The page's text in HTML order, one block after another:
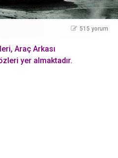
515 yorum
Araç Arkası
yer almaktadır.